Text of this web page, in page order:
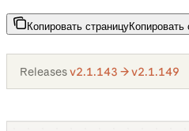
Копировать страницуКопировать
Releasesv2.1.143 → v2.1.149